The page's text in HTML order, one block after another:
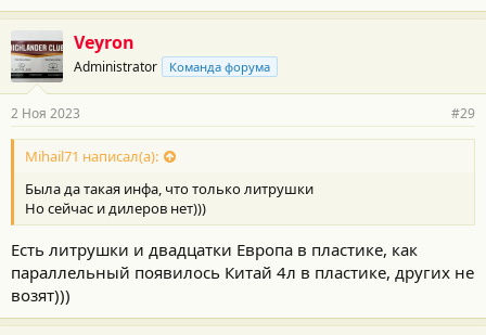
Veyron
Administrator Команда форума
2 Ноя 2023 #29
Mihail71 написал(а):
Была да такая инфа, что только литрушки
Но сейчас и дилеров нет)))
Есть литрушки и двадцатки Европа в пластике, как
параллельный появилось Китай 4л в пластике, других не
возят)))